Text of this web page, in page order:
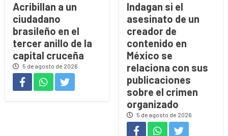
Acribillan a un
ciudadano
brasileño en el
tercer anillo de la
capital cruceña
5 de agosto de 2026
Indagan si el
asesinato de un
creador de
contenido en
México se
relaciona con sus
publicaciones
sobre el crimen
organizado
5 de agosto de 2026